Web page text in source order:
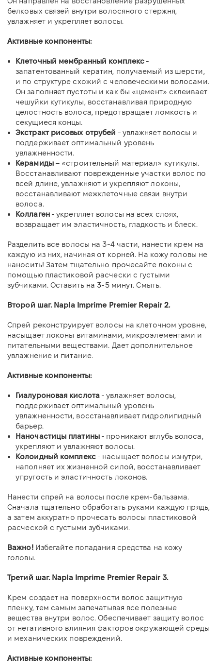
белковых связей внутри волосяного стержня,
увлажняет и укрепляет волосы.
Активные компоненты:
Клеточный мембранный комплекс-
запатентованный кератин, получаемый из шерсти,
и по структуре схожий с человеческими волосами.
Он заполняет пустоты и как бы «цемент» склеивает
чешуйки кутикулы, восстанавливая природную
целостность волоса, предотвращает ломкость и
секущиеся концы.
Экстракт рисовых отрубей - увлажняет волосы и
поддерживает оптимальный уровень
увлажненности.
Керамиды– «строительный материал» кутикулы.
Восстанавливают поврежденные участки волос по
всей длине, увлажняют и укрепляют локоны,
восстанавливают межклеточные связи внутри
волоса.
Коллаген- укрепляет волосы на всех слоях,
возвращает им эластичность, гладкость и блеск.
Разделить все волосы на 3-4 части, нанести крем на
каждую из них, начиная от корней. На кожу головы не
наносить! Затем тщательно прочесайте локоны с
помощью пластиковой расчески с густыми
зубчиками. Оставить на 3-5 минут. Смыть.
Второй шаг. Napla Imprime Premier Repair 2.
Спрей реконструирует волосы на клеточном уровне,
насыщает локоны витаминами, микроэлементами и
питательными веществами. Дает дополнительное
увлажнение и питание.
Активные компоненты:
Гиалуроновая кислота - увлажняет волосы,
поддерживает оптимальный уровень
увлажненности, восстанавливает гидролипидный
барьер.
Наночастицы платины- проникают вглубь волоса,
укрепляют и увлажняют волосы.
Колоидный комплекс- насыщает волосы изнутри,
наполняет их жизненной силой, восстанавливает
упругость и эластичность локонов.
Нанести спрей на волосы после крем-бальзама.
Сначала тщательно обработать руками каждую прядь,
а затем аккуратно прочесать волосы пластиковой
расческой с густыми зубчиками.
Важно! Избегайте попадания средства на кожу
головы.
Третий шаг. Napla Imprime Premier Repair 3.
Крем создает на поверхности волос защитную
пленку, тем самым запечатывая все полезные
вещества внутри волос. Обеспечивает защиту волос
от негативного влияния факторов окружающей среды
и механических повреждений.
Активные компоненты: